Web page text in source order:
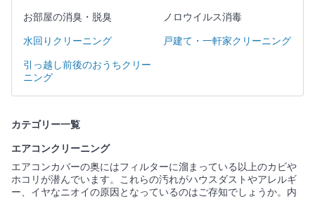
お部屋の消臭・脱臭 ノロウイルス消毒
水回りクリーニング 戸建て・一軒家クリーニング
引っ越し前後のおうちクリー
ニング
カテゴリー一覧
エアコンクリーニング
エアコンカバーの奥にはフィルターに溜まっている以上のカビや
ホコリが潜んでいます。これらの汚れがハウスダストやアレルギ
ー、イヤなニオイの原因となっているのはご存知でしょうか。内